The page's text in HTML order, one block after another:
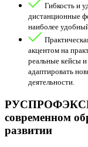
Гибкость и
дистанционные
наиболее
акцентом на
реальные кейсы
адаптировать
деятельности.
современном
развитии